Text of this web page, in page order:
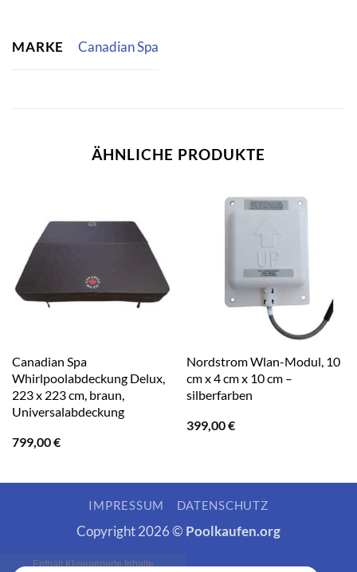
MARKE Canadian Spa
ÄHNLICHE PRODUKTE
Canadian Spa
Whirlpoolabdeckung Delux,
223 x 223 cm, braun,
Universalabdeckung
799,00€
Nordstrom Wlan-Modul, 10
cm x 4 cm x 10 cm –
silberfarben
399,00€
IMPRESSUM DATENSCHUTZ
Copyright 2026 © Poolkaufen.org